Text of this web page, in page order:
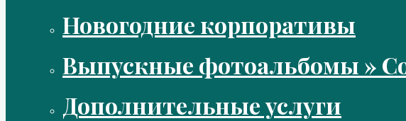
Новогодние корпоративы
Выпускные фотоальбомы »
Дополнительные услуги